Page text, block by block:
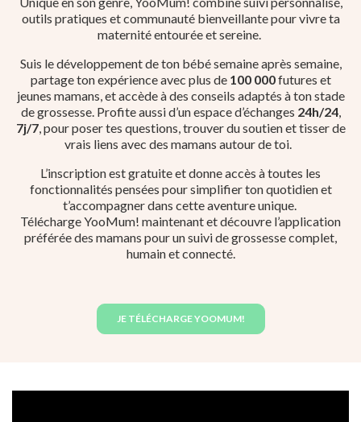
outils pratiques et communauté bienveillante pour vivre ta
maternité entourée et sereine.
Suis le développement de ton bébé semaine après semaine,
partage ton expérience avec plus de 100 000futures et
jeunes mamans, et accède à des conseils adaptés à ton stade
de grossesse. Profite aussi d’un espace d’échanges 24h/24,
7j/7, pour poser tes questions, trouver du soutien et tisser de
vrais liens avec des mamans autour de toi.
L’inscription est gratuite et donne accès à toutes les
fonctionnalités pensées pour simplifier ton quotidien et
t’accompagner dans cette aventure unique.
Télécharge YooMum! maintenant et découvre l’application
préférée des mamans pour un suivi de grossesse complet,
humain et connecté.
JE TÉLÉCHARGE YOOMUM!